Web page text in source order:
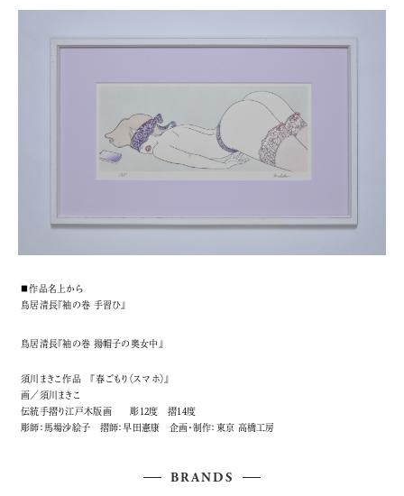
■作品名上から
鳥居清長『袖の巻 手習ひ』
鳥居清長『袖の巻 揚帽子の奥女中』
須川まきこ作品 『春ごもり（スマホ）』
画／須川まきこ
伝統手摺り江戸木版画 彫12度 摺14度
彫師：馬場沙絵子 摺師：早田憲康 企画・制作：東京 高橋工房
BRANDS